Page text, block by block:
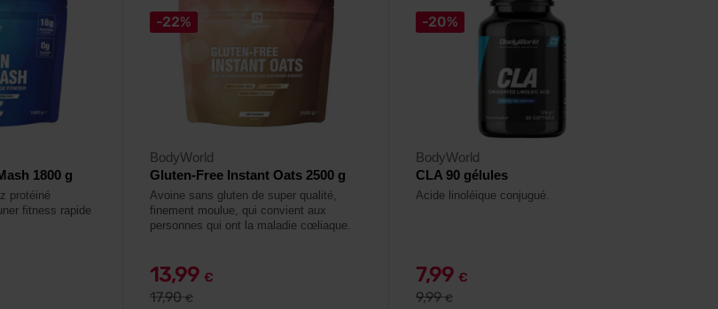
1800 g
protéiné
fitness rapide
-22%
BodyWorld
Gluten-Free Instant Oats 2500 g
Avoine sans gluten de super qualité,
finement moulue, qui convient aux
personnes qui ont la maladie cœliaque.
13,99 €
17,90€
-20%
BodyWorld
CLA 90 gélules
Acide linoléique conjugué.
7,99 €
9,99€